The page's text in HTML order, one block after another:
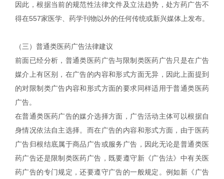
因此，根据当前的规范性法律文件及立法趋势，处方药广告不
得在557家医学、药学刊物以外的任何传统或新兴媒体上发布。
（三）普通类医药广告法律建议
前面已经分析，普通类医药广告与限制类医药广告只是在广告
媒介上有区别，在广告的内容和形式方面无异，因此上面提到
的对限制类广告内容和形式方面的要求同样适用于普通类医药
广告。
在普通类医药广告的媒介选择方面，广告活动主体可以根据自
身情况依法自主选择。而在广告的内容和形式方面，由于医药
广告归根结底属于商品广告或服务广告，因此无论是普通类医
药广告还是限制类医药广告，既要遵守新《广告法》中有关医
药广告的专门规定，还要遵守广告的一般规定。例如新《广告